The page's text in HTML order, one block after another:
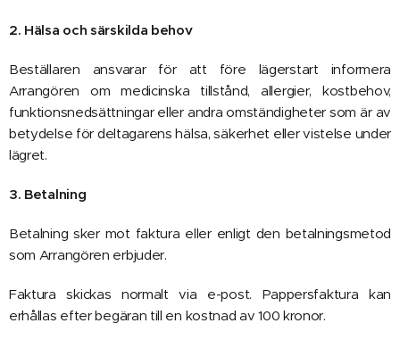
2. Hälsa och särskilda behov
Beställaren ansvarar för att före lägerstart informera
Arrangören om medicinska tillstånd, allergier, kostbehov,
funktionsnedsättningar eller andra omständigheter som är av
betydelse för deltagarens hälsa, säkerhet eller vistelse under
lägret.
3. Betalning
Betalning sker mot faktura eller enligt den betalningsmetod
som Arrangören erbjuder.
Faktura skickas normalt via e-post. Pappersfaktura kan
erhållas efter begäran till en kostnad av 100 kronor.